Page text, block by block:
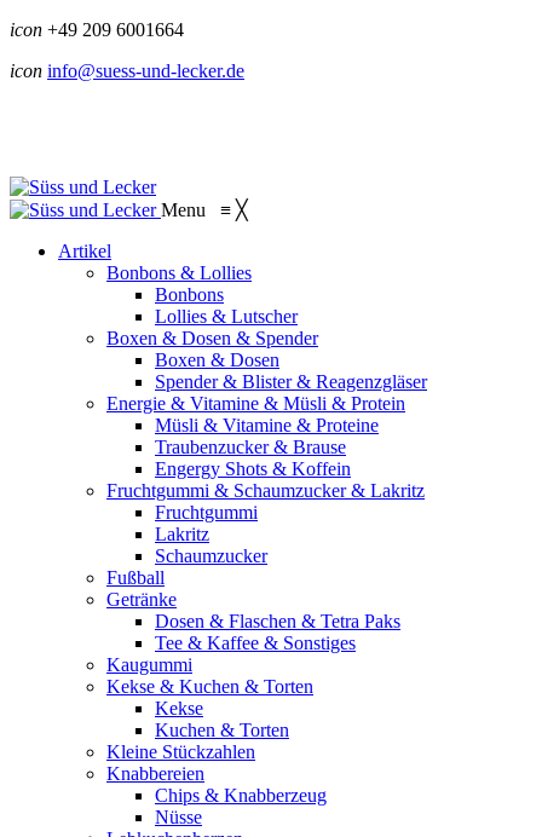
icon +49 209 6001664
icon info@suess-und-lecker.de
Menu ≡ ╳
Artikel
Bonbons & Lollies
Bonbons
Lollies & Lutscher
Boxen & Dosen & Spender
Boxen & Dosen
Spender & Blister & Reagenzgläser
Energie & Vitamine & Müsli & Protein
Müsli & Vitamine & Proteine
Traubenzucker & Brause
Engergy Shots & Koffein
Fruchtgummi & Schaumzucker & Lakritz
Fruchtgummi
Lakritz
Schaumzucker
Fußball
Getränke
Dosen & Flaschen & Tetra Paks
Tee & Kaffee & Sonstiges
Kaugummi
Kekse & Kuchen & Torten
Kekse
Kuchen & Torten
Kleine Stückzahlen
Knabbereien
Chips & Knabberzeug
Nüsse